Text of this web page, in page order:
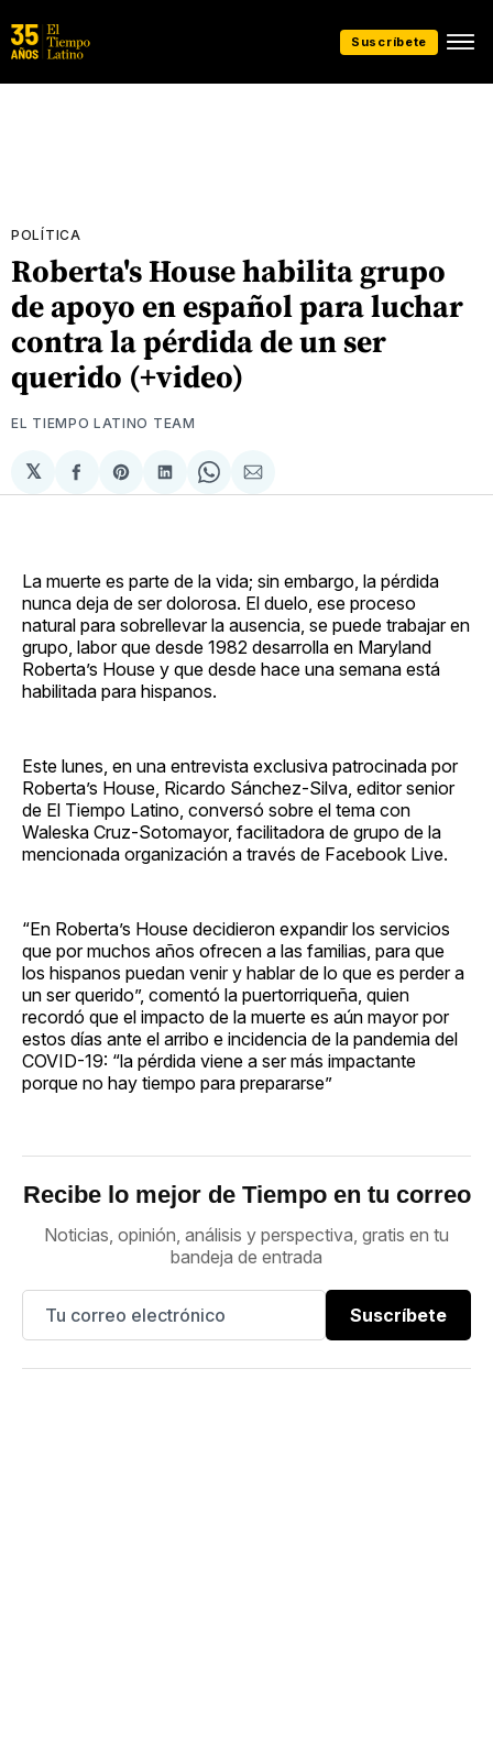
Suscríbete
POLÍTICA
Roberta's House habilita grupo
de apoyo en español para luchar
contra la pérdida de un ser
querido (+video)
EL TIEMPO LATINO TEAM
𝕏
Compartir
en
Share
on
Compartir
en
Share
on
Compartir
via
La muerte es parte de la vida; sin embargo, la pérdida
nunca deja de ser dolorosa. El duelo, ese proceso
natural para sobrellevar la ausencia, se puede trabajar en
grupo, labor que desde 1982 desarrolla en Maryland
Roberta’s House y que desde hace una semana está
habilitada para hispanos.
Este lunes, en una entrevista exclusiva patrocinada por
Roberta’s House, Ricardo Sánchez-Silva, editor senior
de El Tiempo Latino, conversó sobre el tema con
Waleska Cruz-Sotomayor, facilitadora de grupo de la
mencionada organización a través de Facebook Live.
“En Roberta’s House decidieron expandir los servicios
que por muchos años ofrecen a las familias, para que
los hispanos puedan venir y hablar de lo que es perder a
un ser querido”, comentó la puertorriqueña, quien
recordó que el impacto de la muerte es aún mayor por
estos días ante el arribo e incidencia de la pandemia del
COVID-19: “la pérdida viene a ser más impactante
porque no hay tiempo para prepararse”
Recibe lo mejor de Tiempo en tu correo
Noticias, opinión, análisis y perspectiva, gratis en tu
bandeja de entrada
Suscríbete